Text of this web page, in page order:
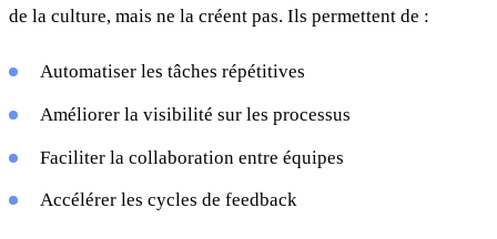
de la culture, mais ne la créent pas. Ils permettent de :
Automatiser les tâches répétitives
Améliorer la visibilité sur les processus
Faciliter la collaboration entre équipes
Accélérer les cycles de feedback